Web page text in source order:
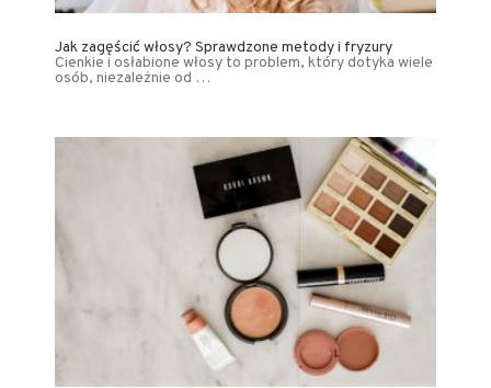
Jak zagęścić włosy? Sprawdzone metody i fryzury
Cienkie i osłabione włosy to problem, który dotyka wiele
osób, niezależnie od …